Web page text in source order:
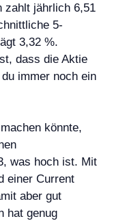
zahlt jährlich 6,51
5-
3,32 %.
dass die Aktie
immer noch ein
könnte,
was hoch ist. Mit
einer Current
aber gut
hat genug